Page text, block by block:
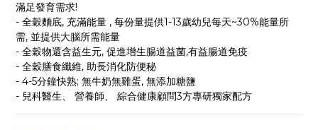
滿足發育需求!
- 全穀麵底, 充滿能量 , 每份量提供1-13歲幼兒每天~30%能量所
需, 並提供大腦所需能量
- 全穀物還含益生元, 促進增生腸道益菌,有益腸道免疫
- 全穀膳食纖維, 助長消化防便秘
- 4-5分鐘快熟; 無牛奶無雞蛋, 無添加糖鹽
- 兒科醫生、 營養師、 綜合健康顧問3方專研獨家配方